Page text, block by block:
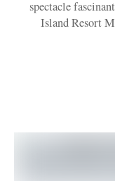
spectacle
Island Resort